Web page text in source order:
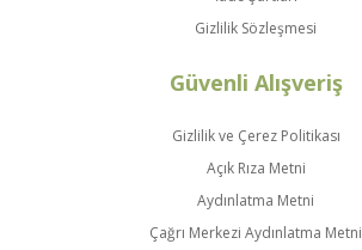
Gizlilik Sözleşmesi
Güvenli Alışveriş
Gizlilik ve Çerez Politikası
Açık Rıza Metni
Aydınlatma Metni
Çağrı Merkezi Aydınlatma Metni